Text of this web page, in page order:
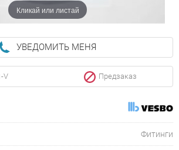
Кликай или листай
УВЕДОМИТЬ МЕНЯ
V Предзаказ
Фитинги